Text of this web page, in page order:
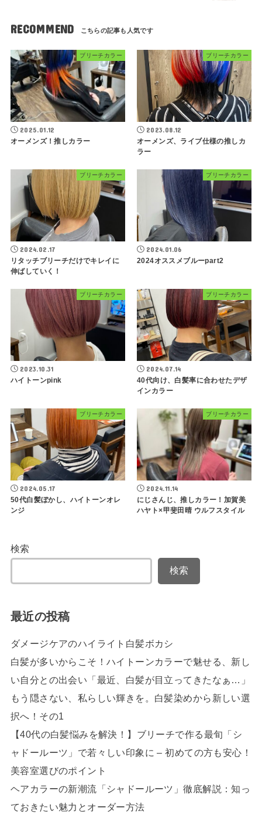
RECOMMEND
ブリーチカラー
2025.01.12
オーメンズ！推しカラー
ブリーチカラー
2023.08.12
オーメンズ、ライブ仕様の推しカ
ラー
ブリーチカラー
2024.02.17
リタッチブリーチだけでキレイに
伸ばしていく！
ブリーチカラー
2024.01.06
2024オススメブルーpart2
ブリーチカラー
2023.10.31
ハイトーンpink
ブリーチカラー
2024.07.14
40代向け、白髪率に合わせたデザ
インカラー
ブリーチカラー
2024.05.17
50代白髪ぼかし、ハイトーンオレ
ンジ
ブリーチカラー
2024.11.14
にじさんじ、推しカラー！加賀美
ハヤト×甲斐田晴 ウルフスタイル
検索
検索
最近の投稿
ダメージケアのハイライト白髪ボカシ
白髪が多いからこそ！ハイトーンカラーで魅せる、新し
い自分との出会い「最近、白髪が目立ってきたなぁ…」
もう隠さない、私らしい輝きを。白髪染めから新しい選
択へ！その1
【40代の白髪悩みを解決！】ブリーチで作る最旬「シ
ャドールーツ」で若々しい印象に – 初めての方も安心！
美容室選びのポイント
ヘアカラーの新潮流「シャドールーツ」徹底解説：知っ
ておきたい魅力とオーダー方法